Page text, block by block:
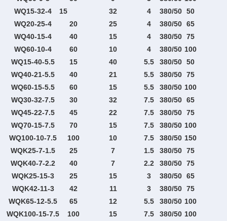
WQ15-32-4
15 32 4 380/50 50
WQ20-25-4
20 25 4 380/50 65
WQ40-15-4
40 15 4 380/50 75
WQ60-10-4
60 10 4 380/50 100
WQ15-40-5.5
15 40 5.5 380/50 50
WQ40-21-5.5
40 21 5.5 380/50 75
WQ60-15-5.5
60 15 5.5 380/50 100
WQ30-32-7.5
30 32 7.5 380/50 65
WQ45-22-7.5
45 22 7.5 380/50 75
WQ70-15-7.5
70 15 7.5 380/50 100
WQ100-10-7.5
100 10 7.5 380/50 150
WQK25-7-1.5
25 7 1.5 380/50 75
WQK40-7-2.2
40 7 2.2 380/50 75
WQK25-15-3
25 15 3 380/50 65
WQK42-11-3
42 11 3 380/50 75
WQK65-12-5.5
65 12 5.5 380/50 100
WQK100-15-7.5
100 15 7.5 380/50 100